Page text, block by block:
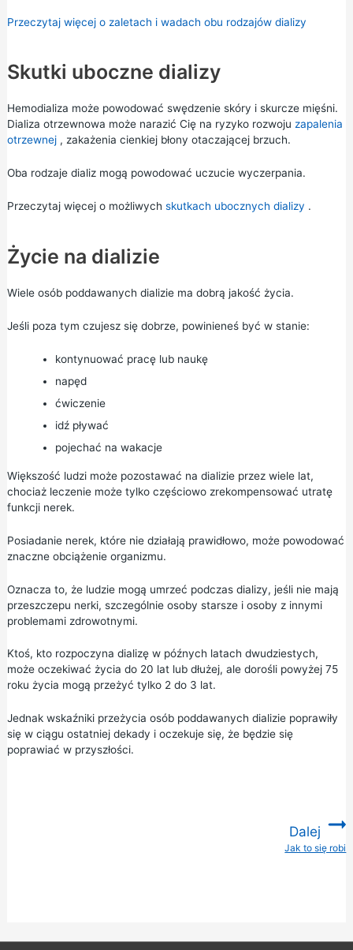
Przeczytaj więcej o zaletach i wadach obu rodzajów dializy
Skutki uboczne dializy
Hemodializa może powodować swędzenie skóry i skurcze mięśni.
Dializa otrzewnowa może narazić Cię na ryzyko rozwoju zapalenia
otrzewnej, zakażenia cienkiej błony otaczającej brzuch.
Oba rodzaje dializ mogą powodować uczucie wyczerpania.
Przeczytaj więcej o możliwych skutkach ubocznych dializy .
Życie na dializie
Wiele osób poddawanych dializie ma dobrą jakość życia.
Jeśli poza tym czujesz się dobrze, powinieneś być w stanie:
kontynuować pracę lub naukę
napęd
ćwiczenie
idź pływać
pojechać na wakacje
Większość ludzi może pozostawać na dializie przez wiele lat,
chociaż leczenie może tylko częściowo zrekompensować utratę
funkcji nerek.
Posiadanie nerek, które nie działają prawidłowo, może powodować
znaczne obciążenie organizmu.
Oznacza to, że ludzie mogą umrzeć podczas dializy, jeśli nie mają
przeszczepu nerki, szczególnie osoby starsze i osoby z innymi
problemami zdrowotnymi.
Ktoś, kto rozpoczyna dializę w późnych latach dwudziestych,
może oczekiwać życia do 20 lat lub dłużej, ale dorośli powyżej 75
roku życia mogą przeżyć tylko 2 do 3 lat.
Jednak wskaźniki przeżycia osób poddawanych dializie poprawiły
się w ciągu ostatniej dekady i oczekuje się, że będzie się
poprawiać w przyszłości.
Dalej
Jak to się robi